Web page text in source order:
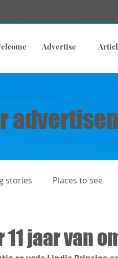
Advertise
stories Places to see
jaar van